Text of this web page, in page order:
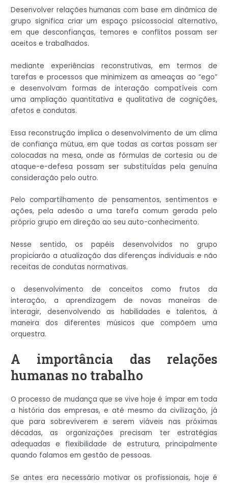
Desenvolver relações humanas com base em dinâmica de
grupo significa criar um espaço psicossocial alternativo,
em que desconfianças, temores e conflitos possam ser
aceitos e trabalhados.
mediante experiências reconstrutivas, em termos de
tarefas e processos que minimizem as ameaças ao “ego”
e desenvolvam formas de interação compatíveis com
uma ampliação quantitativa e qualitativa de cognições,
afetos e condutas.
Essa reconstrução implica o desenvolvimento de um clima
de confiança mútua, em que todas as cartas possam ser
colocadas na mesa, onde as fórmulas de cortesia ou de
ataque-e-defesa possam ser substituídas pela genuína
consideração pelo outro.
Pelo compartilhamento de pensamentos, sentimentos e
ações, pela adesão a uma tarefa comum gerada pelo
próprio grupo em direção ao seu auto-conhecimento.
Nesse sentido, os papéis desenvolvidos no grupo
propiciarão a atualização das diferenças individuais e não
receitas de condutas normativas.
o desenvolvimento de conceitos como frutos da
interação, a aprendizagem de novas maneiras de
interagir, desenvolvendo as habilidades e talentos, à
maneira dos diferentes músicos que compõem uma
orquestra.
A importância das relações
humanas no trabalho
O processo de mudança que se vive hoje é ímpar em toda
a história das empresas, e até mesmo da civilização, já
que para sobreviverem e serem viáveis nas próximas
décadas, as organizações precisam ter estratégias
adequadas e flexibilidade de estrutura, principalmente
quando falamos em gestão de pessoas.
Se antes era necessário motivar os profissionais, hoje é